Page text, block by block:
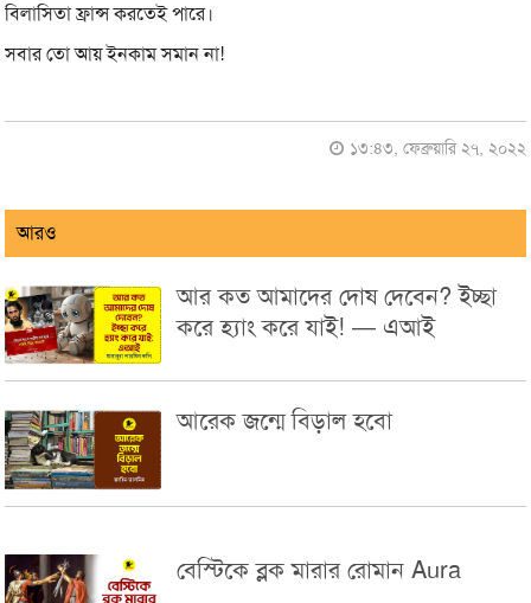
বিলাসিতা ফ্রান্স করতেই পারে।
সবার তো আয় ইনকাম সমান না!
১৩:৪৩, ফেব্রুয়ারি ২৭, ২০২২
আরও
আর কত আমাদের দোষ দেবেন? ইচ্ছা
করে হ্যাং করে যাই! — এআই
আরেক জন্মে বিড়াল হবো
বেস্টিকে ব্লক মারার রোমান Aura